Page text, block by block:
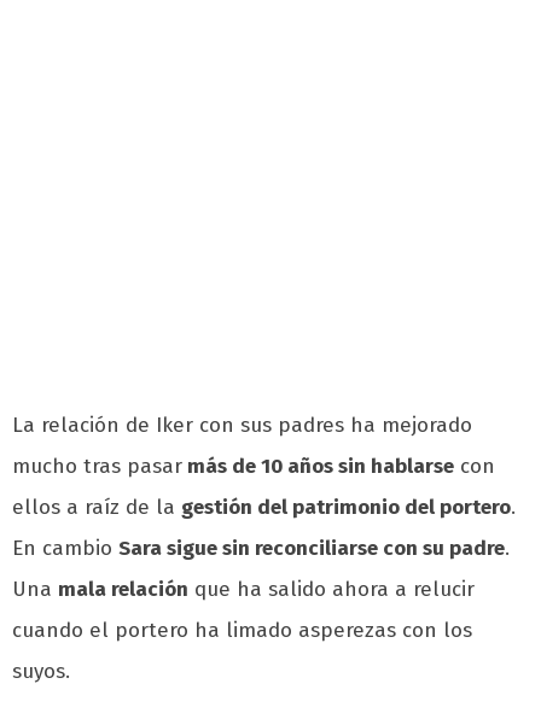
La relación de Iker con sus padres ha mejorado
mucho tras pasar más de 10 años sin hablarse con
ellos a raíz de la gestión del patrimonio del portero.
En cambio Sara sigue sin reconciliarse con su padre.
Una mala relación que ha salido ahora a relucir
cuando el portero ha limado asperezas con los
suyos.